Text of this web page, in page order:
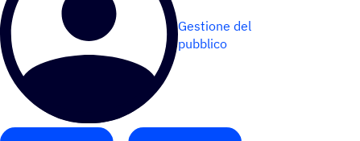
Gestione del
pubblico